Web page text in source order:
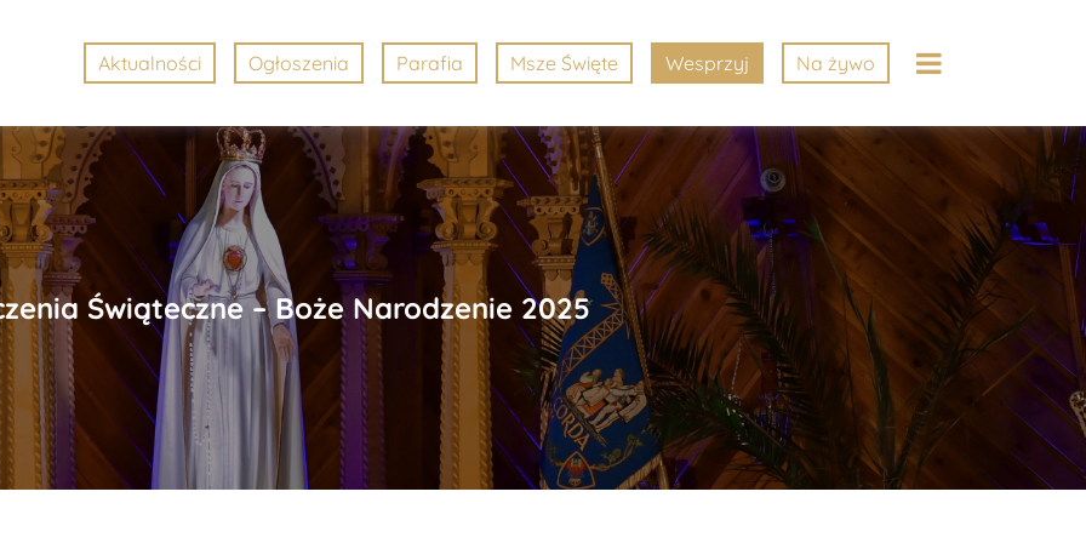
Aktualności Ogłoszenia Parafia Msze Święte Wesprzyj Na żywo
Świąteczne – Boże Narodzenie 2025